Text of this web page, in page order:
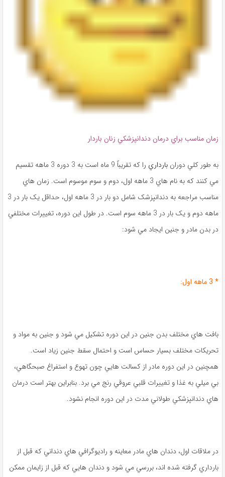
زمان مناسب براي درمان دندانپزشکي زنان باردار
به ‌طور کلي دوران بارداري
را که تقريباً 9 ماه است به 3 دوره 3 ماهه تقسيم
مي‌ کنند که به نام ‌هاي 3 ماهه اول، دوم و سوم موسوم است. زمان‌ هاي
مناسب مراجعه به دندانپزشک شامل دو بار در 3 ماهه اول، حداقل يک بار در 3
ماهه دوم و يک بار در 3 ماهه سوم است. در طول اين دوره، تغييرات مختلفي
در بدن مادر و جنين ايجاد مي ‌شود:
* 3 ماهه اول:
بافت ‌هاي مختلف بدن جنين در اين دوره تشکيل مي‌ شود و جنين به مواد و
تحريکات مختلف بسيار حساس است و احتمال سقط جنين زياد است.
همچنين در اين دوره مادر از کسالت‌ هايي چون تهوع و استفراغ صبحگاهي،
بي‌ ميلي به غذا و تغييرات قلبي عروقي رنج‌ مي ‌برد. بنابراين بهتر است درمان
‌هاي دندانپزشکي طولاني مدت در اين دوره انجام نشود.
در ملاقات اول، دندان ‌هاي مادر معاينه و راديوگرافي ‌هاي دنداني که قبل از
بارداري گرفته شده ‌اند، بررسي مي ‌شود و دندان‌ هايي که قبل از زايمان ممکن